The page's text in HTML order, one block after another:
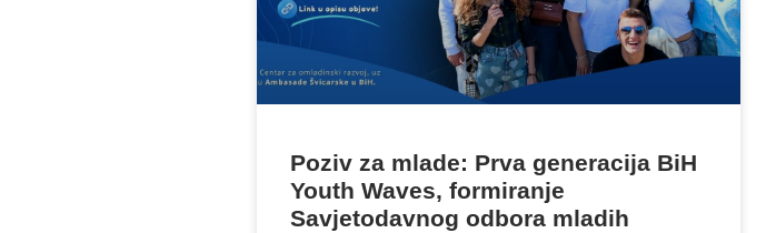
Poziv za mlade: Prva generacija BiH
Youth Waves, formiranje
Savjetodavnog odbora mladih